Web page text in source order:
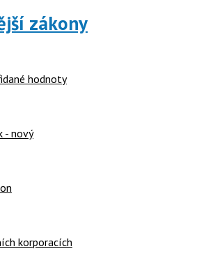
zákony
hodnoty
- nový
korporacích